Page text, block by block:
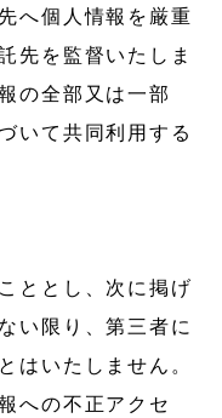
へ個人情報を厳重
先を監督いたしま
の全部又は一部
いて共同利用する
ととし、次に掲げ
い限り、第三者に
はいたしません。
への不正アクセ